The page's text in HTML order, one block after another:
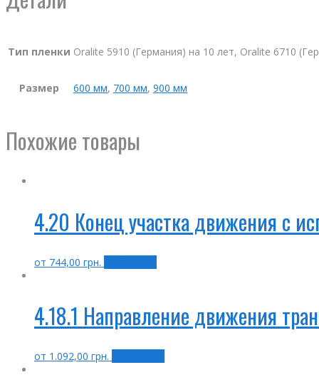
Тип пленки Oralite 5910 (Германия) на 10 лет, Oralite 6710
Размер 600 мм, 700 мм, 900 мм
Похожие товары
4.20 Конец участка движения с
от 744,00 грн.
4.18.1 Направление движения
от 1.092,00 грн.